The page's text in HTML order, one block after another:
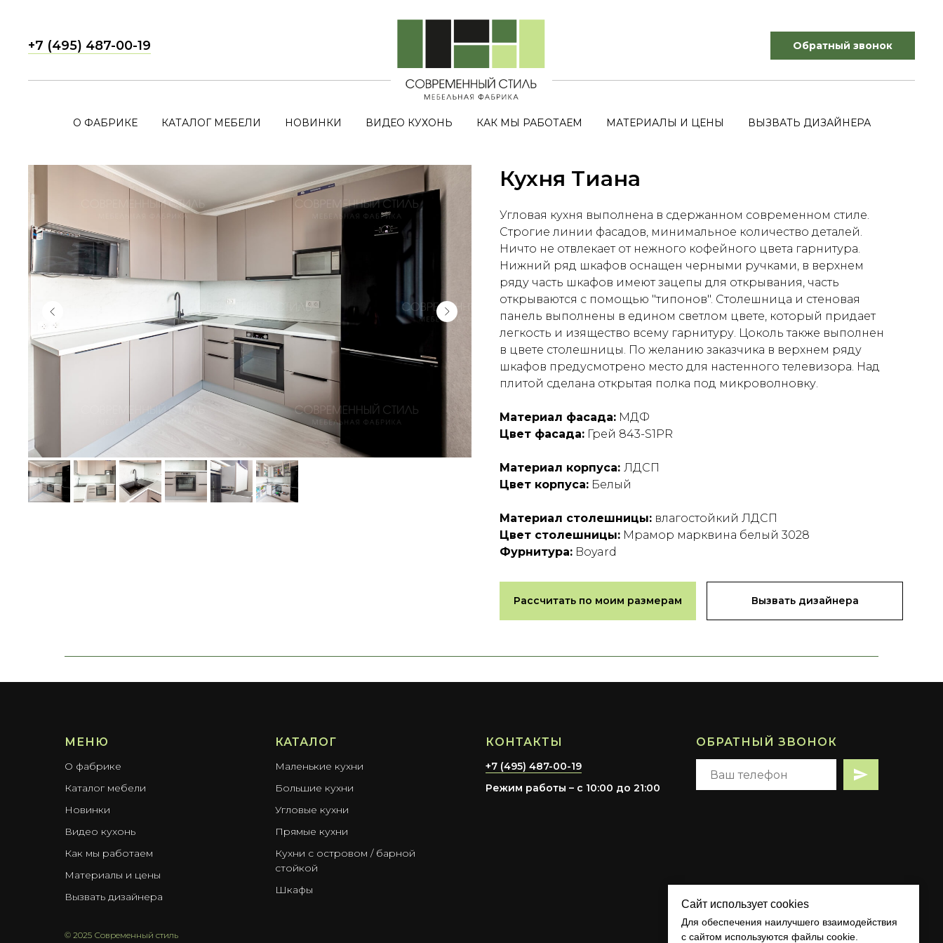
+7 (495) 487-00-19 Обратный звонок
О ФАБРИКЕ КАТАЛОГ МЕБЕЛИ НОВИНКИ ВИДЕО КУХОНЬ КАК МЫ РАБОТАЕМ МАТЕРИАЛЫ И ЦЕНЫ ВЫЗВАТЬ ДИЗАЙНЕРА
Сайт использует cookies
Для обеспечения наилучшего взаимодействия
с сайтом используются файлы cookie.
Кухня Тиана
Угловая кухня выполнена в сдержанном современном стиле.
Строгие линии фасадов, минимальное количество деталей.
Ничто не отвлекает от нежного кофейного цвета гарнитура.
Нижний ряд шкафов оснащен черными ручками, в верхнем
ряду часть шкафов имеют зацепы для открывания, часть
открываются с помощью "типонов". Столешница и стеновая
панель выполнены в едином светлом цвете, который придает
легкость и изящество всему гарнитуру. Цоколь также выполнен
в цвете столешницы. По желанию заказчика в верхнем ряду
шкафов предусмотрено место для настенного телевизора. Над
плитой сделана открытая полка под микроволновку.
Материал фасада: МДФ
Цвет фасада: Грей 843-S1PR
Материал корпуса: ЛДСП
Цвет корпуса: Белый
Материал столешницы: влагостойкий ЛДСП
Цвет столешницы: Мрамор марквина белый 3028
Фурнитура: Boyard
Рассчитать по моим размерам Вызвать дизайнера
МЕНЮ
О фабрике
Каталог мебели
Новинки
Видео кухонь
Как мы работаем
Материалы и цены
Вызвать дизайнера
КАТАЛОГ
Маленькие кухни
Большие кухни
Угловые кухни
Прямые кухни
Кухни с островом / барной
стойкой
Шкафы
КОНТАКТЫ
+7 (495) 487-00-19
Режим работы – с 10:00 до 21:00
ОБРАТНЫЙ ЗВОНОК
© 2025 Современный стиль